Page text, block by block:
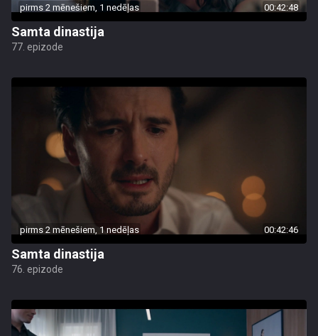
pirms 2 mēnešiem, 1 nedēļas 00:42:48
Samta dinastija
77. epizode
pirms 2 mēnešiem, 1 nedēļas 00:42:46
Samta dinastija
76. epizode